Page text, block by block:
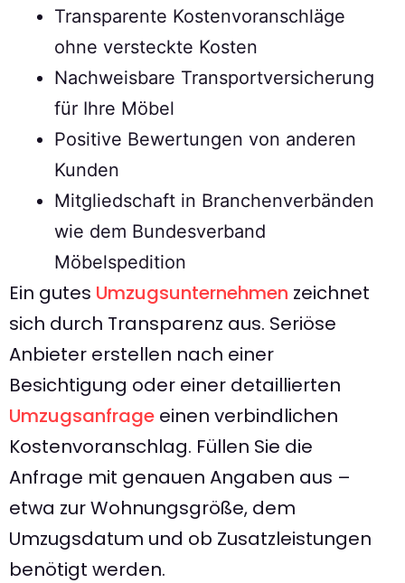
Transparente Kostenvoranschläge
ohne versteckte Kosten
Nachweisbare Transportversicherung
für Ihre Möbel
Positive Bewertungen von anderen
Kunden
Mitgliedschaft in Branchenverbänden
wie dem Bundesverband
Möbelspedition
Ein gutes Umzugsunternehmen zeichnet
sich durch Transparenz aus. Seriöse
Anbieter erstellen nach einer
Besichtigung oder einer detaillierten
Umzugsanfrage einen verbindlichen
Kostenvoranschlag. Füllen Sie die
Anfrage mit genauen Angaben aus –
etwa zur Wohnungsgröße, dem
Umzugsdatum und ob Zusatzleistungen
benötigt werden.